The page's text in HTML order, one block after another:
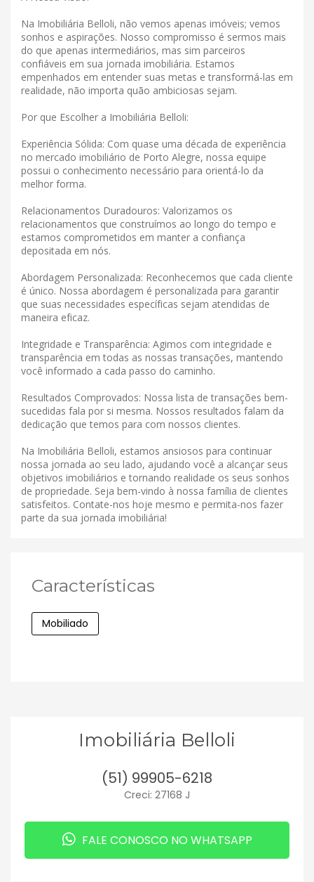
Na Imobiliária Belloli, não vemos apenas imóveis; vemos
sonhos e aspirações. Nosso compromisso é sermos mais
do que apenas intermediários, mas sim parceiros
confiáveis ​​em sua jornada imobiliária. Estamos
empenhados em entender suas metas e transformá-las em
realidade, não importa quão ambiciosas sejam.
Por que Escolher a Imobiliária Belloli:
Experiência Sólida: Com quase uma década de experiência
no mercado imobiliário de Porto Alegre, nossa equipe
possui o conhecimento necessário para orientá-lo da
melhor forma.
Relacionamentos Duradouros: Valorizamos os
relacionamentos que construímos ao longo do tempo e
estamos comprometidos em manter a confiança
depositada em nós.
Abordagem Personalizada: Reconhecemos que cada cliente
é único. Nossa abordagem é personalizada para garantir
que suas necessidades específicas sejam atendidas de
maneira eficaz.
Integridade e Transparência: Agimos com integridade e
transparência em todas as nossas transações, mantendo
você informado a cada passo do caminho.
Resultados Comprovados: Nossa lista de transações bem-
sucedidas fala por si mesma. Nossos resultados falam da
dedicação que temos para com nossos clientes.
Na Imobiliária Belloli, estamos ansiosos para continuar
nossa jornada ao seu lado, ajudando você a alcançar seus
objetivos imobiliários e tornando realidade os seus sonhos
de propriedade. Seja bem-vindo à nossa família de clientes
satisfeitos. Contate-nos hoje mesmo e permita-nos fazer
parte da sua jornada imobiliária!
Características
Mobiliado
Imobiliária Belloli
(51) 99905-6218
Creci: 27168 J
FALE CONOSCO NO WHATSAPP